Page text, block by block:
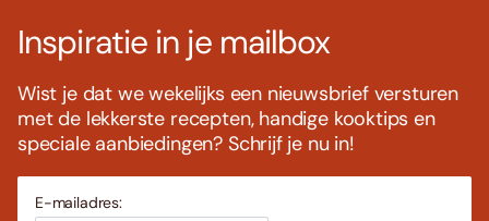
Inspiratie in je mailbox
Wist je dat we wekelijks een nieuwsbrief versturen
met de lekkerste recepten, handige kooktips en
speciale aanbiedingen? Schrijf je nu in!
E-mailadres: